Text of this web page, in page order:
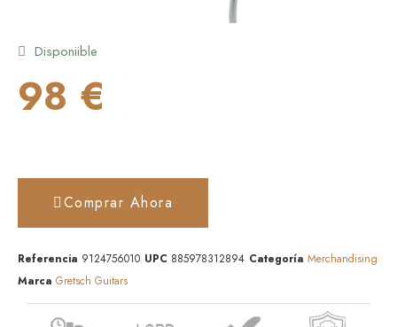
Disponiible
98 €
Comprar Ahora
Referencia 9124756010 UPC 885978312894 Categoría Merchandising
Marca Gretsch Guitars